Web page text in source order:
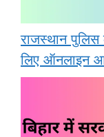
राजस्थान
लिए ऑनलाइन